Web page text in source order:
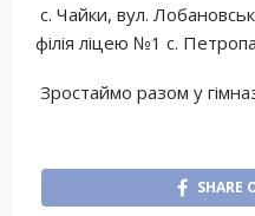
с. Чайки, вул.
філія ліцею №1 с.
Зростаймо разом у
SHARE